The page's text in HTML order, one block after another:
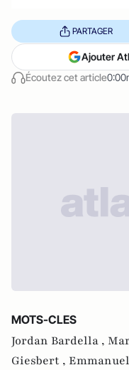
Écoutez cet article
PARTAGER
Ajouter
MOTS-CLES
Jordan Bardella ,
Giesbert ,